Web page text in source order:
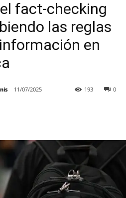
fact-checking
las reglas
en
11/07/2025 0
193